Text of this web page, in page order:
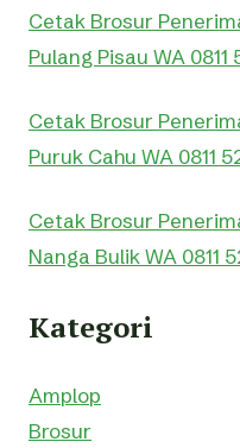
Cetak Brosur
Pulang Pisau WA 0811
Cetak Brosur
Puruk Cahu WA 0811
Cetak Brosur
Nanga Bulik WA 0811
Kategori
Amplop
Brosur